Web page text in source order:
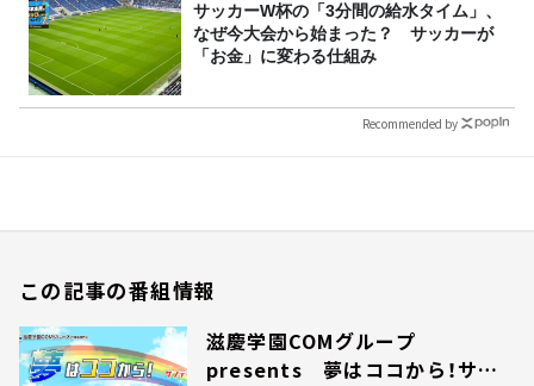
サッカーW杯の「3分間の給水タイム」、
なぜ今大会から始まった？ サッカーが
「お金」に変わる仕組み
Recommended by
この記事の番組情報
滋慶学園COMグループ
presents 夢はココから！サン